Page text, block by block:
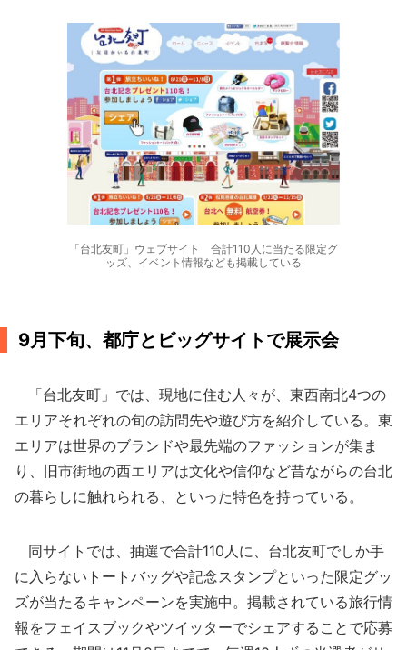
「台北友町」ウェブサイト 合計110人に当たる限定グ
ッズ、イベント情報なども掲載している
9月下旬、都庁とビッグサイトで展示会
「台北友町」では、現地に住む人々が、東西南北4つの
エリアそれぞれの旬の訪問先や遊び方を紹介している。東
エリアは世界のブランドや最先端のファッションが集ま
り、旧市街地の西エリアは文化や信仰など昔ながらの台北
の暮らしに触れられる、といった特色を持っている。
同サイトでは、抽選で合計110人に、台北友町でしか手
に入らないトートバッグや記念スタンプといった限定グッ
ズが当たるキャンペーンを実施中。掲載されている旅行情
報をフェイスブックやツイッターでシェアすることで応募